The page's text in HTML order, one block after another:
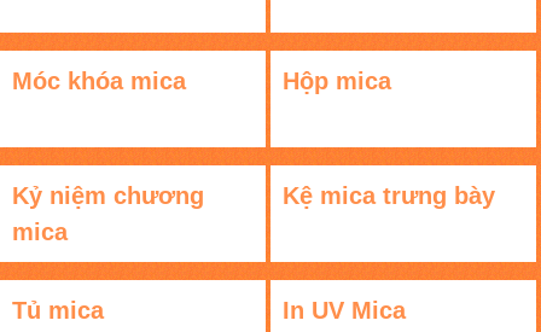
Móc khóa mica Hộp mica
Kỷ niệm chương
mica
Kệ mica trưng bày
Tủ mica In UV Mica